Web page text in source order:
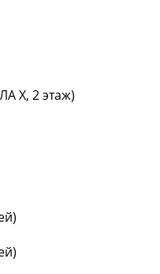
Х, 2 этаж)